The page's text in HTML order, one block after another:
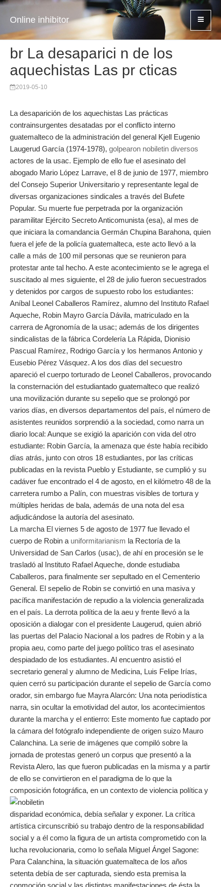
Online inhibitor
br La desaparici n de los
aquechistas Las pr cticas
2019-05-10
La desaparición de los aquechistas Las prácticas
contrainsurgentes desatadas por el conflicto interno
guatemalteco de la administración del general Kjell Eugenio
Laugerud García (1974-1978), golpearon nobiletin diversos
actores de la usac. Ejemplo de ello fue el asesinato del
abogado Mario López Larrave, el 8 de junio de 1977, miembro
del Consejo Superior Universitario y representante legal de
diversas organizaciones sindicales a través del Bufete
Popular. Su muerte fue perpetrada por la organización
paramilitar Ejército Secreto Anticomunista (esa), al mes de
que iniciara la comandancia Germán Chupina Barahona, quien
fuera el jefe de la policía guatemalteca, este acto llevó a la
calle a más de 100 mil personas que se reunieron para
protestar ante tal hecho. A este acontecimiento se le agrega el
suscitado al mes siguiente, el 28 de julio fueron secuestrados
y detenidos por cargos de supuesto robo los estudiantes:
Aníbal Leonel Caballeros Ramírez, alumno del Instituto Rafael
Aqueche, Robin Mayro García Dávila, matriculado en la
carrera de Agronomía de la usac; además de los dirigentes
sindicalistas de la fábrica Cordelería La Rápida, Dionisio
Pascual Ramírez, Rodrigo García y los hermanos Antonio y
Eusebio Pérez Vásquez. A los dos días del secuestro
apareció el cuerpo torturado de Leonel Caballeros, provocando
la consternación del estudiantado guatemalteco que realizó
una movilización durante su sepelio que se prolongó por
varios días, en diversos departamentos del país, el número de
asistentes reunidos sorprendió a la sociedad, como narra un
diario local: Aunque se exigió la aparición con vida del otro
estudiante: Robin García, la amenaza que éste había recibido
días atrás, junto con otros 18 estudiantes, por las críticas
publicadas en la revista Pueblo y Estudiante, se cumplió y su
cadáver fue encontrado el 4 de agosto, en el kilómetro 48 de la
carretera rumbo a Palín, con muestras visibles de tortura y
múltiples heridas de bala, además de una nota del esa
adjudicándose la autoría del asesinato.
La marcha El viernes 5 de agosto de 1977 fue llevado el
cuerpo de Robin a uniformitarianism la Rectoría de la
Universidad de San Carlos (usac), de ahí en procesión se le
trasladó al Instituto Rafael Aqueche, donde estudiaba
Caballeros, para finalmente ser sepultado en el Cementerio
General. El sepelio de Robin se convirtió en una masiva y
pacífica manifestación de repudio a la violencia generalizada
en el país. La derrota política de la aeu y frente llevó a la
oposición a dialogar con el presidente Laugerud, quien abrió
las puertas del Palacio Nacional a los padres de Robin y a la
propia aeu, como parte del juego político tras el asesinato
despiadado de los estudiantes. Al encuentro asistió el
secretario general y alumno de Medicina, Luis Felipe Irías,
quien cerró su participación durante el sepelio de García como
orador, sin embargo fue Mayra Alarcón: Una nota periodística
narra, sin ocultar la emotividad del autor, los acontecimientos
durante la marcha y el entierro: Este momento fue captado por
la cámara del fotógrafo independiente de origen suizo Mauro
Calanchina. La serie de imágenes que compiló sobre la
jornada de protestas generó un corpus que presentó a la
Revista Alero, las que fueron publicadas en la misma y a partir
de ello se convirtieron en el paradigma de lo que la
composición fotográfica, en un contexto de violencia política y
disparidad económica, debía señalar y exponer. La crítica
artística circunscribió su trabajo dentro de la responsabilidad
social y a él como la figura de un artista comprometido con la
lucha revolucionaria, como lo señala Miguel Ángel Sagone:
Para Calanchina, la situación guatemalteca de los años
setenta debía de ser capturada, siendo esta premisa la
conmoción social y las distintas manifestaciones de ésta la